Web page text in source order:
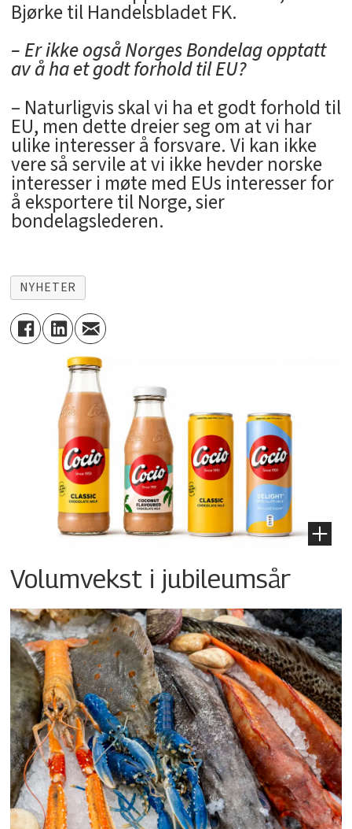
Bjørke til Handelsbladet FK.
– Er ikke også Norges Bondelag opptatt
av å ha et godt forhold til EU?
– Naturligvis skal vi ha et godt forhold til
EU, men dette dreier seg om at vi har
ulike interesser å forsvare. Vi kan ikke
vere så servile at vi ikke hevder norske
interesser i møte med EUs interesser for
å eksportere til Norge, sier
bondelagslederen.
NYHETER
Volumvekst i jubileumsår